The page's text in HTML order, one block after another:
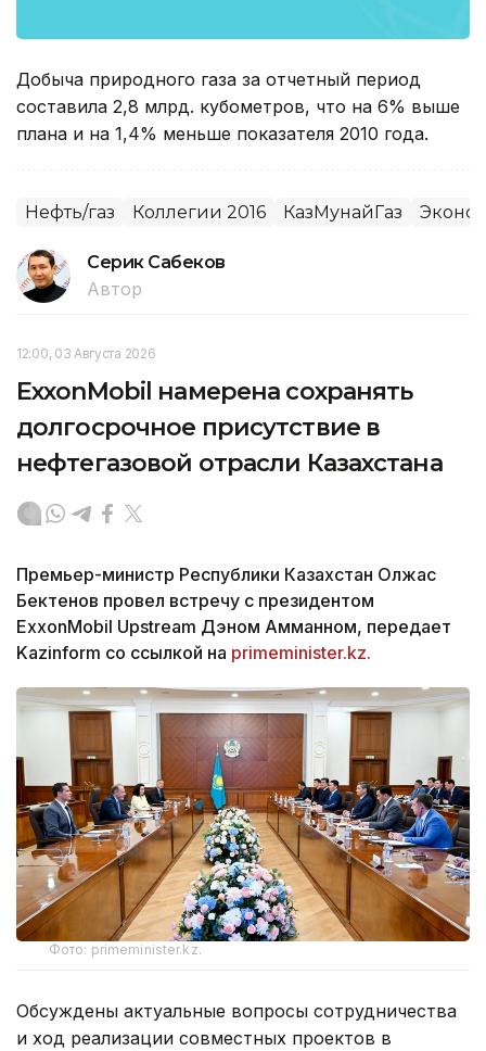
Добыча природного газа за отчетный период
составила 2,8 млрд. кубометров, что на 6% выше
плана и на 1,4% меньше показателя 2010 года.
Нефть/газ Коллегии 2016 КазМунайГаз
Серик Сабеков
Автор
12:00, 03 Августа 2026
ExxonMobil намерена сохранять
долгосрочное присутствие в
нефтегазовой отрасли Казахстана
Премьер-министр Республики Казахстан Олжас
Бектенов провел встречу с президентом
ExxonMobil Upstream Дэном Амманном, передает
Kazinform со ссылкой на primeminister.kz.
Фото: primeminister.kz.
Обсуждены актуальные вопросы сотрудничества
и ход реализации совместных проектов в